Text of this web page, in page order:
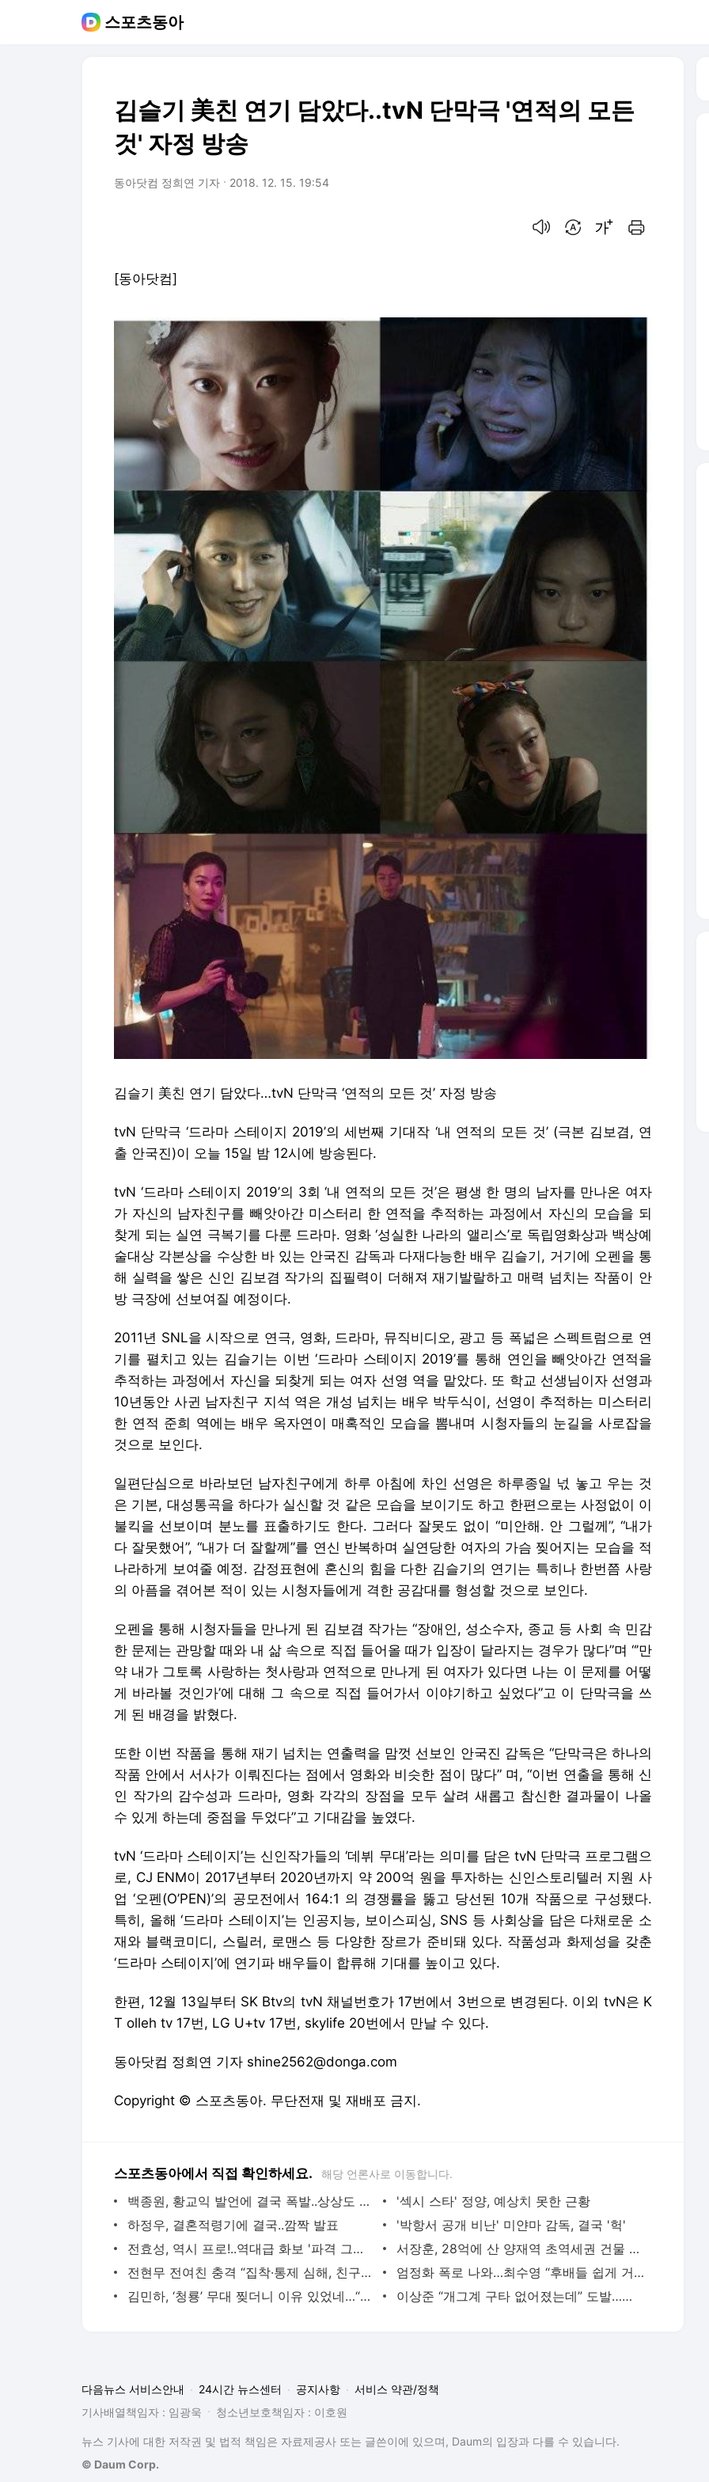
스포츠동아
김슬기 美친 연기 담았다..tvN 단막극 '연적의 모든
것' 자정 방송
동아닷컴 정희연 기자 2018. 12. 15. 19:54
[동아닷컴]
김슬기 美친 연기 담았다…tvN 단막극 ‘연적의 모든 것’ 자정 방송
tvN 단막극 ‘드라마 스테이지 2019’의 세번째 기대작 ‘내 연적의 모든 것’ (극본 김보겸, 연
출 안국진)이 오늘 15일 밤 12시에 방송된다.
tvN ‘드라마 스테이지 2019’의 3회 ‘내 연적의 모든 것’은 평생 한 명의 남자를 만나온 여자
가 자신의 남자친구를 빼앗아간 미스터리 한 연적을 추적하는 과정에서 자신의 모습을 되
찾게 되는 실연 극복기를 다룬 드라마. 영화 ‘성실한 나라의 앨리스’로 독립영화상과 백상예
술대상 각본상을 수상한 바 있는 안국진 감독과 다재다능한 배우 김슬기, 거기에 오펜을 통
해 실력을 쌓은 신인 김보겸 작가의 집필력이 더해져 재기발랄하고 매력 넘치는 작품이 안
방 극장에 선보여질 예정이다.
2011년 SNL을 시작으로 연극, 영화, 드라마, 뮤직비디오, 광고 등 폭넓은 스펙트럼으로 연
기를 펼치고 있는 김슬기는 이번 ‘드라마 스테이지 2019’를 통해 연인을 빼앗아간 연적을
추적하는 과정에서 자신을 되찾게 되는 여자 선영 역을 맡았다. 또 학교 선생님이자 선영과
10년동안 사귄 남자친구 지석 역은 개성 넘치는 배우 박두식이, 선영이 추적하는 미스터리
한 연적 준희 역에는 배우 옥자연이 매혹적인 모습을 뽐내며 시청자들의 눈길을 사로잡을
것으로 보인다.
일편단심으로 바라보던 남자친구에게 하루 아침에 차인 선영은 하루종일 넋 놓고 우는 것
은 기본, 대성통곡을 하다가 실신할 것 같은 모습을 보이기도 하고 한편으로는 사정없이 이
불킥을 선보이며 분노를 표출하기도 한다. 그러다 잘못도 없이 “미안해. 안 그럴께”, “내가
다 잘못했어”, “내가 더 잘할께”를 연신 반복하며 실연당한 여자의 가슴 찢어지는 모습을 적
나라하게 보여줄 예정. 감정표현에 혼신의 힘을 다한 김슬기의 연기는 특히나 한번쯤 사랑
의 아픔을 겪어본 적이 있는 시청자들에게 격한 공감대를 형성할 것으로 보인다.
오펜을 통해 시청자들을 만나게 된 김보겸 작가는 “장애인, 성소수자, 종교 등 사회 속 민감
한 문제는 관망할 때와 내 삶 속으로 직접 들어올 때가 입장이 달라지는 경우가 많다”며 “’만
약 내가 그토록 사랑하는 첫사랑과 연적으로 만나게 된 여자가 있다면 나는 이 문제를 어떻
게 바라볼 것인가’에 대해 그 속으로 직접 들어가서 이야기하고 싶었다”고 이 단막극을 쓰
게 된 배경을 밝혔다.
또한 이번 작품을 통해 재기 넘치는 연출력을 맘껏 선보인 안국진 감독은 “단막극은 하나의
작품 안에서 서사가 이뤄진다는 점에서 영화와 비슷한 점이 많다” 며, “이번 연출을 통해 신
인 작가의 감수성과 드라마, 영화 각각의 장점을 모두 살려 새롭고 참신한 결과물이 나올
수 있게 하는데 중점을 두었다”고 기대감을 높였다.
tvN ‘드라마 스테이지’는 신인작가들의 ‘데뷔 무대’라는 의미를 담은 tvN 단막극 프로그램으
로, CJ ENM이 2017년부터 2020년까지 약 200억 원을 투자하는 신인스토리텔러 지원 사
업 ‘오펜(O’PEN)’의 공모전에서 164:1 의 경쟁률을 뚫고 당선된 10개 작품으로 구성됐다.
특히, 올해 ‘드라마 스테이지’는 인공지능, 보이스피싱, SNS 등 사회상을 담은 다채로운 소
재와 블랙코미디, 스릴러, 로맨스 등 다양한 장르가 준비돼 있다. 작품성과 화제성을 갖춘
‘드라마 스테이지’에 연기파 배우들이 합류해 기대를 높이고 있다.
한편, 12월 13일부터 SK Btv의 tvN 채널번호가 17번에서 3번으로 변경된다. 이외 tvN은 K
T olleh tv 17번, LG U+tv 17번, skylife 20번에서 만날 수 있다.
동아닷컴 정희연 기자 shine2562@donga.com
Copyright © 스포츠동아. 무단전재 및 재배포 금지.
스포츠동아에서 직접 확인하세요. 해당 언론사로 이동합니다.
백종원, 황교익 발언에 결국 폭발..상상도 못한 반응
'섹시 스타' 정양, 예상치 못한 근황
하정우, 결혼적령기에 결국..깜짝 발표
'박항서 공개 비난' 미얀마 감독, 결국 '헉'
전효성, 역시 프로!..역대급 화보 '파격 그자체'
서장훈, 28억에 산 양재역 초역세권 건물 450억에 내놨다
전현무 전여친 충격 “집착·통제 심해, 친구들과 연까지 끊어” (내사패)
엄정화 폭로 나와…최수영 “후배들 쉽게 거절 못해” 폭소 (냉부)
김민하, ‘청룡’ 무대 찢더니 이유 있었네…“고교 때 가수 준비” (전현무계획4)
이상준 “개그계 구타 없어졌는데” 도발…장동민 “여기 있는데” 발끈
다음뉴스 서비스안내 24시간 뉴스센터 공지사항
서비스 약관/정책
기사배열책임자 : 임광욱
청소년보호책임자 : 이호원
뉴스 기사에 대한 저작권 및 법적 책임은 자료제공사 또는 글쓴이에 있으며, Daum의 입장과 다를 수 있습니다.
© Daum Corp.